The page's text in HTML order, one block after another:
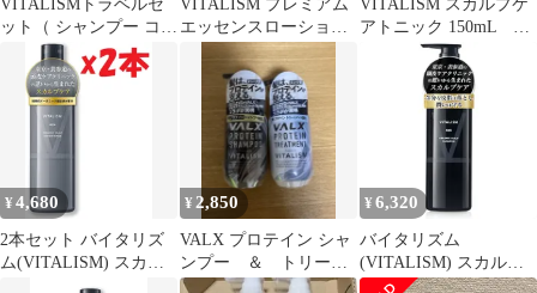
VITALISMトラベルセ
ット（ シャンプー コン
ディショナー ボディソ
ープ）
VITALISM プレミアム
エッセンスローション
モイストミルク セット
VITALISM スカルプケ
アトニック 150mL バ
イタリズム
¥4,680
2本セット バイタリズ
ム(VITALISM) スカル
プケア コンディショナ
¥ 2,850
VALX プロテイン シャ
ンプー ＆ トリート
メントセット
¥ 6,320
バイタリズム
(VITALISM) スカルプ
シャンプー メンズ 【専